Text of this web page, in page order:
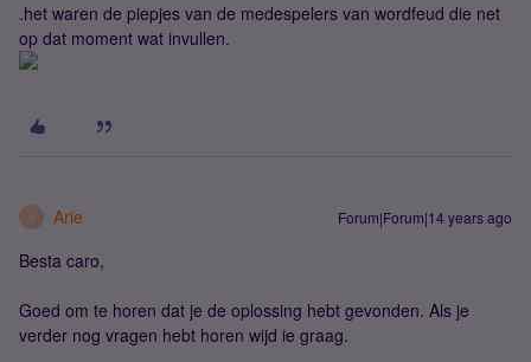
.het waren de piepjes van de medespelers van wordfeud die net
op dat moment wat invullen.
A Arie Forum|Forum|14 years ago
Besta caro,
Goed om te horen dat je de oplossing hebt gevonden. Als je
verder nog vragen hebt horen wijd ie graag.